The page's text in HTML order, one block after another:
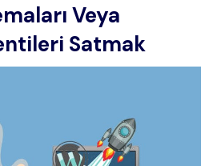
Veya
Satmak